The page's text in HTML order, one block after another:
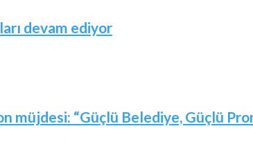
devam ediyor
müjdesi: “Güçlü Belediye, Güçlü